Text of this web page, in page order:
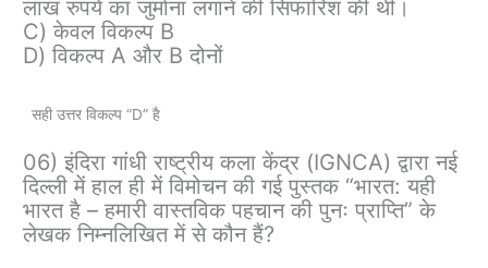
लाख रुपये का जुर्माना लगाने की सिफारिश की थी।
C) केवल विकल्प B
D) विकल्प A और B दोनों
सही उत्तर विकल्प “D” है
06) इंदिरा गांधी राष्ट्रीय कला केंद्र (IGNCA) द्वारा नई
दिल्ली में हाल ही में विमोचन की गई पुस्तक “भारत: यही
भारत है – हमारी वास्तविक पहचान की पुनः प्राप्ति” के
लेखक निम्नलिखित में से कौन हैं?